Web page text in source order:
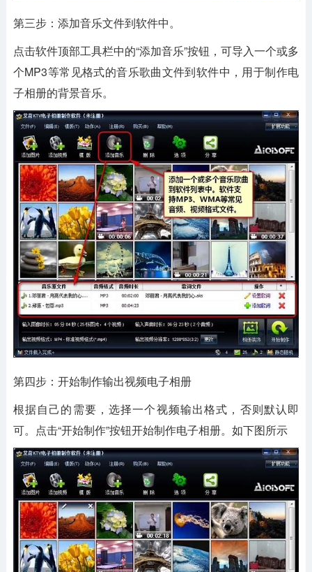
第三步：添加音乐文件到软件中。
点击软件顶部工具栏中的“添加音乐”按钮，可导入一个或多
个MP3等常见格式的音乐歌曲文件到软件中，用于制作电
子相册的背景音乐。
第四步：开始制作输出视频电子相册
根据自己的需要，选择一个视频输出格式，否则默认即
可。点击“开始制作”按钮开始制作电子相册。如下图所示